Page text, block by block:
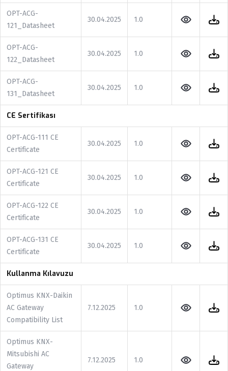
OPT-ACG-
121_Datasheet
30.04.2025 1.0
OPT-ACG-
122_Datasheet
30.04.2025 1.0
OPT-ACG-
131_Datasheet
30.04.2025 1.0
CE Sertifikası
OPT-ACG-111 CE
Certificate
30.04.2025 1.0
OPT-ACG-121 CE
Certificate
30.04.2025 1.0
OPT-ACG-122 CE
Certificate
30.04.2025 1.0
OPT-ACG-131 CE
Certificate
30.04.2025 1.0
Kullanma Kılavuzu
Optimus KNX-Daikin
AC Gateway
Compatibility List
7.12.2025 1.0
Optimus KNX-
Mitsubishi AC
Gateway
7.12.2025 1.0